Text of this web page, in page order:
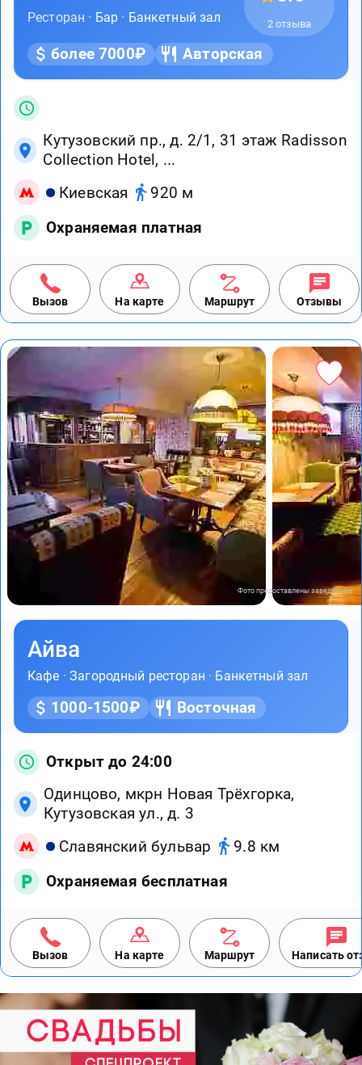
Ресторан · Бар · Банкетный зал 2 отзыва
более 7000₽ Авторская
Кутузовский пр., д. 2/1, 31 этаж Radisson
Collection Hotel, ...
Киевская
920 м
Охраняемая платная
Вызов На карте Маршрут Отзывы
Фото предоставлены заведением
Айва
Кафе ·Загородный ресторан · Банкетный зал
1000-1500₽ Восточная
Открыт до 24:00
Одинцово, мкрн Новая Трёхгорка,
Кутузовская ул., д. 3
Славянский бульвар
9.8 км
Охраняемая бесплатная
Вызов На карте Маршрут Написать